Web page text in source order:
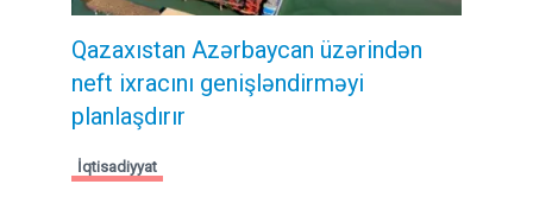
Qazaxıstan Azərbaycan üzərindən
neft ixracını genişləndirməyi
planlaşdırır
İqtisadiyyat